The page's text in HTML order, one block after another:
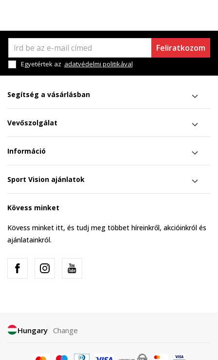
Feliratkozom
Egyetértek az adatvédelmi politikával
Segítség a vásárlásban
Vevőszolgálat
Információ
Sport Vision ajánlatok
Kövess minket
Kövess minket itt, és tudj meg többet híreinkről, akcióinkról és
ajánlatainkról.
Hungary Change